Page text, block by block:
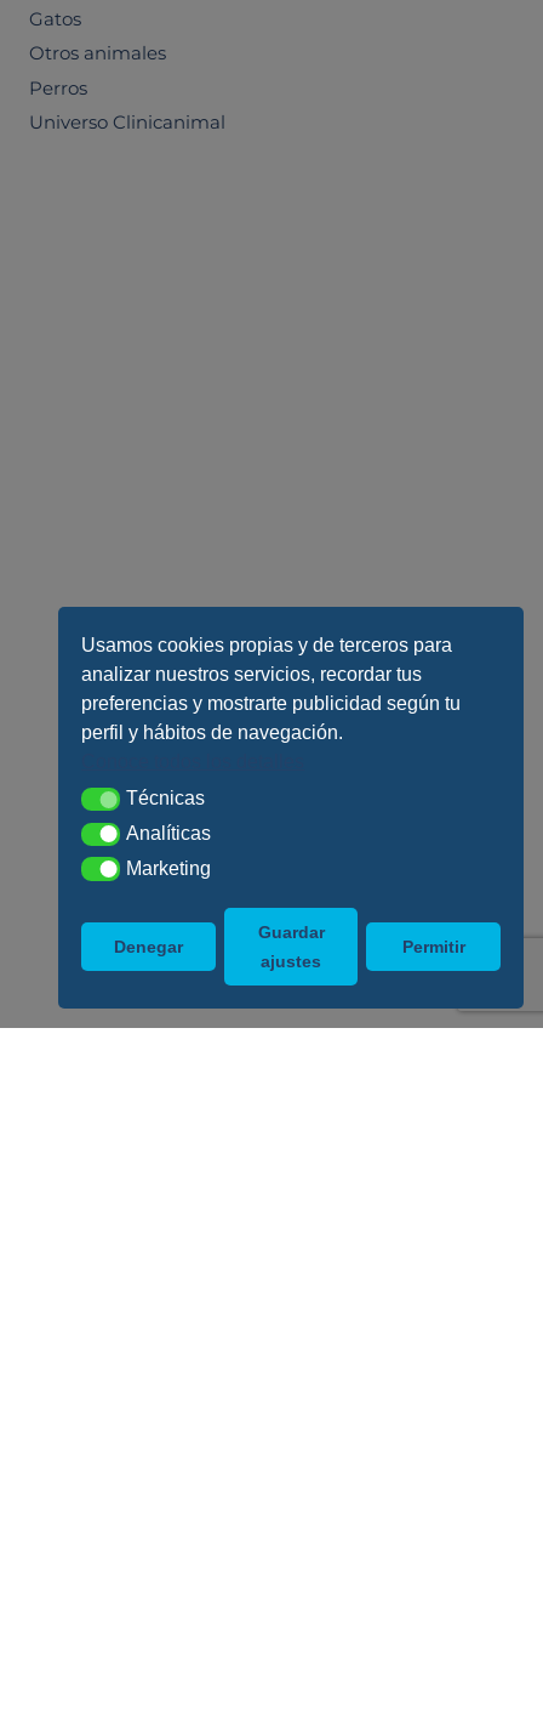
Gatos
Otros animales
Perros
Universo Clinicanimal
Usamos cookies propias y de terceros para
analizar nuestros servicios, recordar tus
preferencias y mostrarte publicidad según tu
perfil y hábitos de navegación.
TécnicasTécnicas
AnalíticasAnalíticas
MarketingMarketing
Denegar
Guardar
ajustes
Permitir